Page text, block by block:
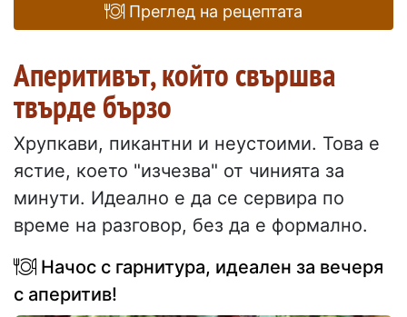
Преглед на рецептата
Аперитивът, който свършва
твърде бързо
Хрупкави, пикантни и неустоими. Това е
ястие, което "изчезва" от чинията за
минути. Идеално е да се сервира по
време на разговор, без да е формално.
Начос с гарнитура, идеален за вечеря
с аперитив!